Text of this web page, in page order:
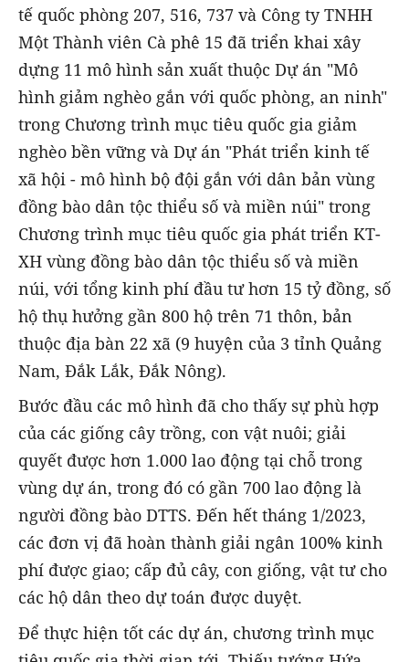
tế quốc phòng 207, 516, 737 và Công ty TNHH
Một Thành viên Cà phê 15 đã triển khai xây
dựng 11 mô hình sản xuất thuộc Dự án "Mô
hình giảm nghèo gắn với quốc phòng, an ninh"
trong Chương trình mục tiêu quốc gia giảm
nghèo bền vững và Dự án "Phát triển kinh tế
xã hội - mô hình bộ đội gắn với dân bản vùng
đồng bào dân tộc thiểu số và miền núi" trong
Chương trình mục tiêu quốc gia phát triển KT-
XH vùng đồng bào dân tộc thiểu số và miền
núi, với tổng kinh phí đầu tư hơn 15 tỷ đồng, số
hộ thụ hưởng gần 800 hộ trên 71 thôn, bản
thuộc địa bàn 22 xã (9 huyện của 3 tỉnh Quảng
Nam, Đắk Lắk, Đắk Nông).
Bước đầu các mô hình đã cho thấy sự phù hợp
của các giống cây trồng, con vật nuôi; giải
quyết được hơn 1.000 lao động tại chỗ trong
vùng dự án, trong đó có gần 700 lao động là
người đồng bào DTTS. Đến hết tháng 1/2023,
các đơn vị đã hoàn thành giải ngân 100% kinh
phí được giao; cấp đủ cây, con giống, vật tư cho
các hộ dân theo dự toán được duyệt.
Để thực hiện tốt các dự án, chương trình mục